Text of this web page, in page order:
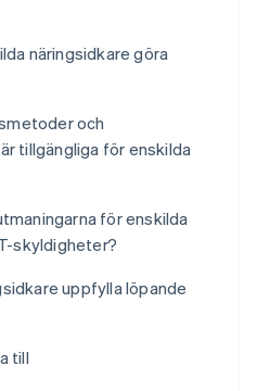
näringsidkare göra
och
tillgängliga för enskilda
för enskilda
skyldigheter?
uppfylla löpande
till